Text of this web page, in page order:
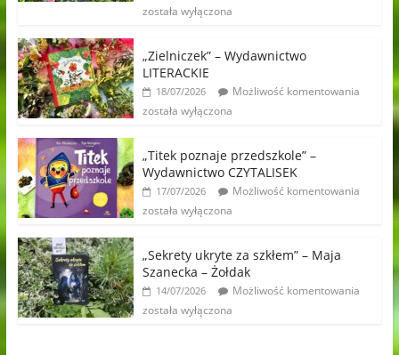
została wyłączona
„Zielniczek” – Wydawnictwo
LITERACKIE
18/07/2026
Możliwość komentowania
została wyłączona
„Titek poznaje przedszkole” –
Wydawnictwo CZYTALISEK
17/07/2026
Możliwość komentowania
została wyłączona
„Sekrety ukryte za szkłem” – Maja
Szanecka – Żołdak
14/07/2026
Możliwość komentowania
została wyłączona